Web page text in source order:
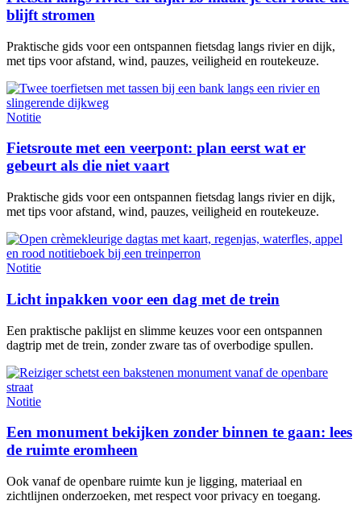
blijft stromen
Praktische gids voor een ontspannen fietsdag langs rivier en dijk,
met tips voor afstand, wind, pauzes, veiligheid en routekeuze.
Notitie
Fietsroute met een veerpont: plan eerst wat er
gebeurt als die niet vaart
Praktische gids voor een ontspannen fietsdag langs rivier en dijk,
met tips voor afstand, wind, pauzes, veiligheid en routekeuze.
Notitie
Licht inpakken voor een dag met de trein
Een praktische paklijst en slimme keuzes voor een ontspannen
dagtrip met de trein, zonder zware tas of overbodige spullen.
Notitie
Een monument bekijken zonder binnen te gaan: lees
de ruimte eromheen
Ook vanaf de openbare ruimte kun je ligging, materiaal en
zichtlijnen onderzoeken, met respect voor privacy en toegang.